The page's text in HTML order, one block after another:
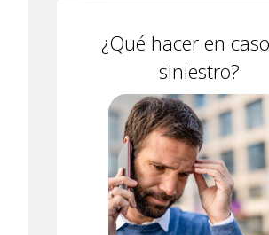
¿Qué hacer en
siniestro?